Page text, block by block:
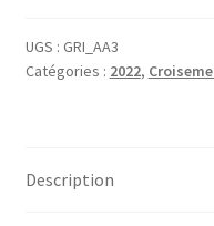
3
Entrées
Bois
UGS : GRI_AA3
Catégories : 2022,
Description